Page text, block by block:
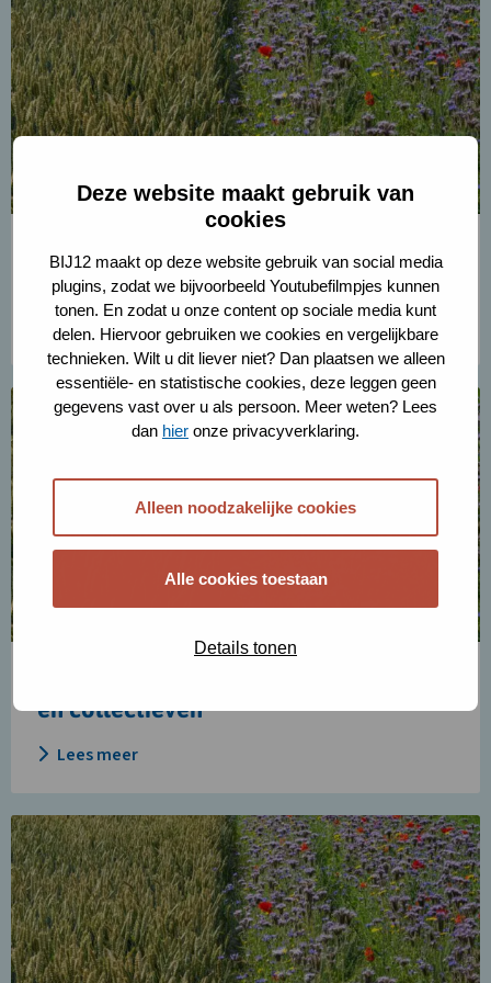
Deze website maakt gebruik van
cookies
BIJ12 maakt op deze website gebruik van social media
plugins, zodat we bijvoorbeeld Youtubefilmpjes kunnen
tonen. En zodat u onze content op sociale media kunt
delen. Hiervoor gebruiken we cookies en vergelijkbare
technieken. Wilt u dit liever niet? Dan plaatsen we alleen
essentiële- en statistische cookies, deze leggen geen
gegevens vast over u als persoon. Meer weten? Lees
dan hier onze privacyverklaring.
Alleen noodzakelijke cookies
Alle cookies toestaan
Details tonen
Betalingen aan het collectief en
deelnemers
Lees meer
over
Betalingen
aan
het
collectief
en
deelnemers
en collectieven
Lees meer
Lees
meer
over
Voortgangsgesprek
tussen
provincies
en
collectieven
Lees
meer
over
Controles
op
beheeractiviteiten